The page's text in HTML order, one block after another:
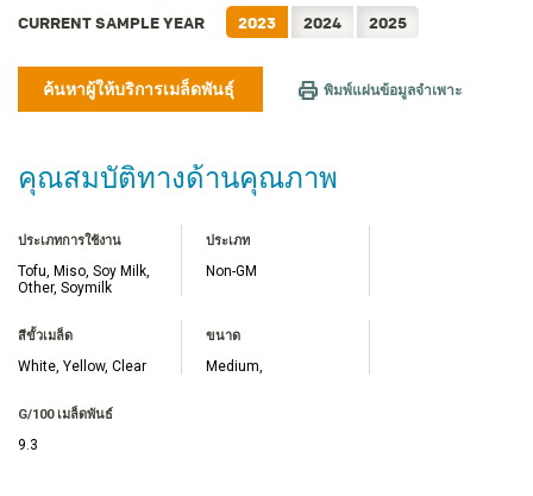
简体中文
TIẾNG VIỆT
CURRENT SAMPLE YEAR 2023 2024 2025
ค้นหาผู้ให้บริการเมล็ดพันธุ์ พิมพ์แผ่นข้อมูลจำเพาะ
คุณสมบัติทางด้านคุณภาพ
ประเภทการใช้งาน
Tofu, Miso, Soy Milk,
Other, Soymilk
ประเภท
Non-GM
สีขั้วเมล็ด
White, Yellow, Clear
ขนาด
Medium,
G/100 เมล็ดพันธ์
9.3